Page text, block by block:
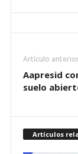
Artículo
Aapresid
suelo
Artículos